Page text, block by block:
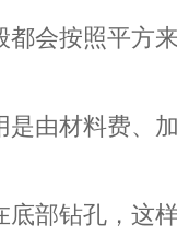
都会按照平方
是由材料费、
部钻孔，这